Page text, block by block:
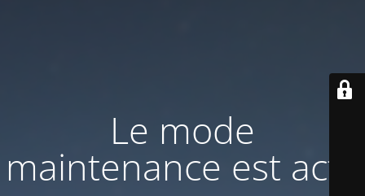
Le mode
maintenance est actif